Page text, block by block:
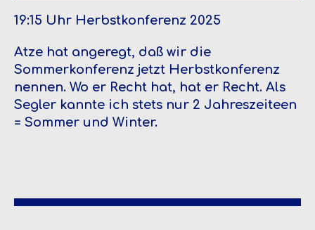
19:15 Uhr Herbstkonferenz 2025
Atze hat angeregt, daß wir die
Sommerkonferenz jetzt Herbstkonferenz
nennen. Wo er Recht hat, hat er Recht. Als
Segler kannte ich stets nur 2 Jahreszeiteen
= Sommer und Winter.